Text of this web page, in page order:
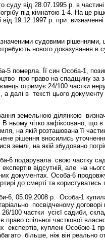
суду від 28.07.1995 р. в
під кімнатою 1-4. На це
від 19.12.1997 р. при
судовими рішеннями,
нового доказування в
5 померла. Її син Особа-1,
про право на спадщину за
отримує 24/100 частки
далі в тексті цього документу
земельною ділянкою
ньому чітко зафіксовано, що
на якій розташована її
рішення вносились
землі, на якій збудовано
6 подарувала свою частку
відсутній, але на
документах. Особа-6
до смерті та користуватись
6, 05.09.2008 р. Особа-1
посвідченому договорі
100 частки усієї садиби,
право спільної часткової
експертів, куплені Особою-1
більше, ніж він реально